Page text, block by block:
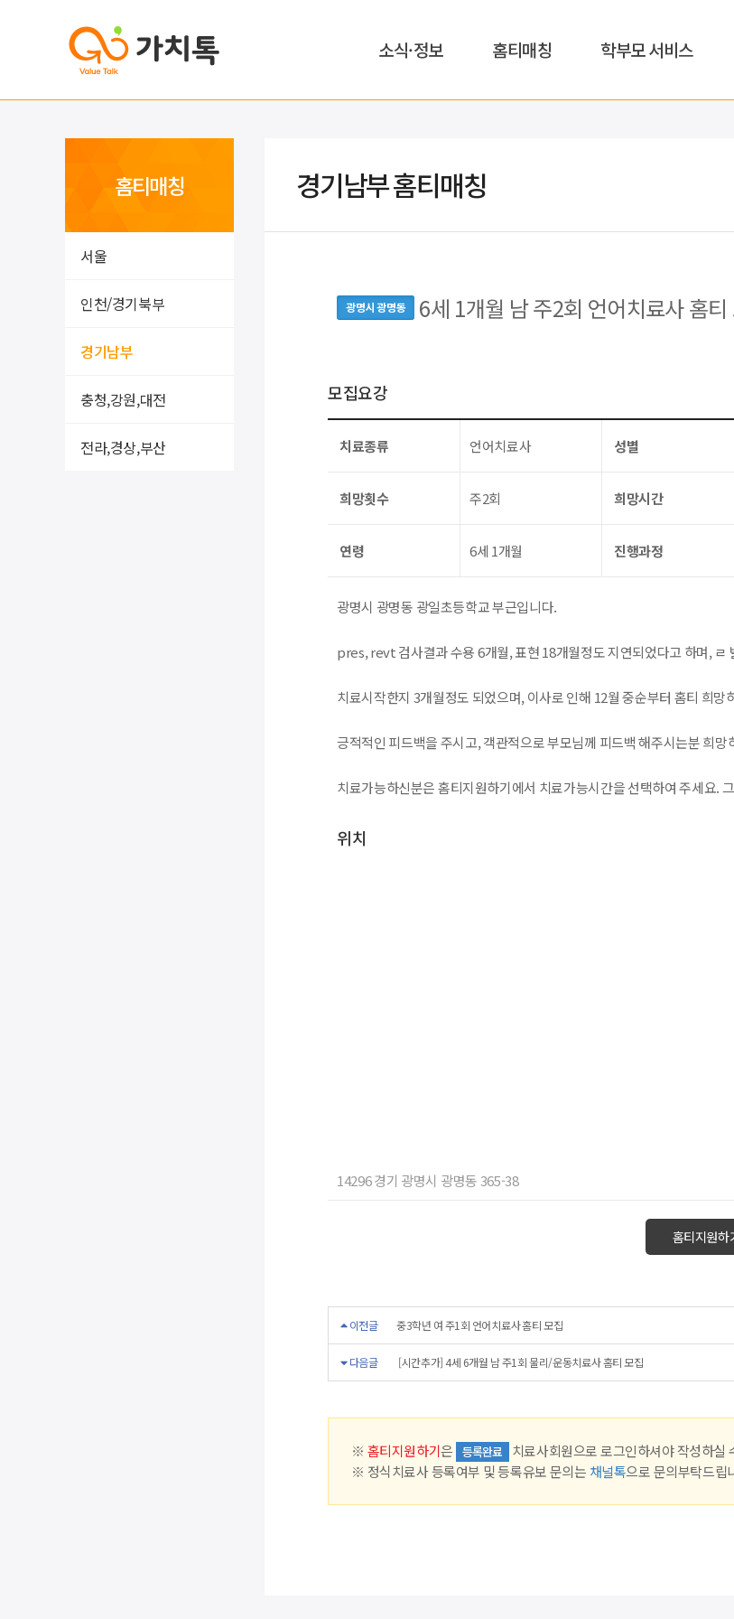
소식·정보 홈티매칭 학부모 서비스
홈티매칭
서울
인천/경기북부
경기남부
충청,강원,대전
전라,경상,부산
경기남부 홈티매칭
광명시 광명동 6세 1개월 남 주2회 언어치료사 홈티
모집요강
치료종류 언어치료사 성별
희망횟수 주2회 희망시간
연령 6세 1개월 진행과정
광명시 광명동 광일초등학교 부근입니다.
pres, revt 검사결과 수용 6개월, 표현 18개월정도 지연되었다고 하며, ㄹ
치료시작한지 3개월정도 되었으며, 이사로 인해 12월 중순부터 홈티 희망
긍적적인 피드백을 주시고, 객관적으로 부모님께 피드백 해주시는분 희망
치료가능하신분은 홈티지원하기에서 치료가능시간을 선택하여 주세요.
위치
14296 경기 광명시 광명동 365-38
홈티지원하
이전글 중3학년 여 주1회 언어치료사 홈티 모집
다음글 [시간추가] 4세 6개월 남 주1회 물리/운동치료사 홈티 모집
※ 홈티지원하기은 등록완료
치료사회원으로 로그인하셔야 작성하실
※ 정식치료사 등록여부 및 등록유보 문의는 채널톡으로 문의부탁드립